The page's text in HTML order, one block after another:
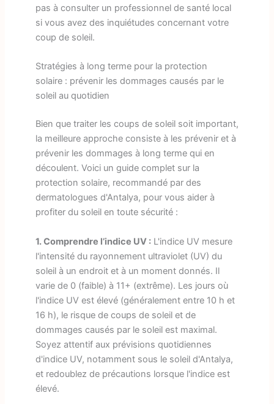
pas à consulter un professionnel de santé local
si vous avez des inquiétudes concernant votre
coup de soleil.
Stratégies à long terme pour la protection
solaire : prévenir les dommages causés par le
soleil au quotidien
Bien que traiter les coups de soleil soit important,
la meilleure approche consiste à les prévenir et à
prévenir les dommages à long terme qui en
découlent. Voici un guide complet sur la
protection solaire, recommandé par des
dermatologues d'Antalya, pour vous aider à
profiter du soleil en toute sécurité :
1. Comprendre l’indice UV :L'indice UV mesure
l'intensité du rayonnement ultraviolet (UV) du
soleil à un endroit et à un moment donnés. Il
varie de 0 (faible) à 11+ (extrême). Les jours où
l'indice UV est élevé (généralement entre 10 h et
16 h), le risque de coups de soleil et de
dommages causés par le soleil est maximal.
Soyez attentif aux prévisions quotidiennes
d'indice UV, notamment sous le soleil d'Antalya,
et redoublez de précautions lorsque l'indice est
élevé.